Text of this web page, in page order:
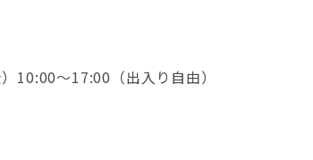
10:00～17:00（出入り自由）